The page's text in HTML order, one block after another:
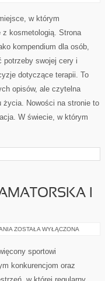
PO
I
CZASIE
w którym
kosmetologią. Strona
kompendium dla osób,
potrzeby swojej cery i
dotyczące terapii. To
opisów, ale czytelna
życia. Nowości na stronie to
W świecie, w którym
I
PIŁKA
AMATORSKA
HOKEJ
ZOSTAŁA WYŁĄCZONA
sportowi
konkurencjom oraz